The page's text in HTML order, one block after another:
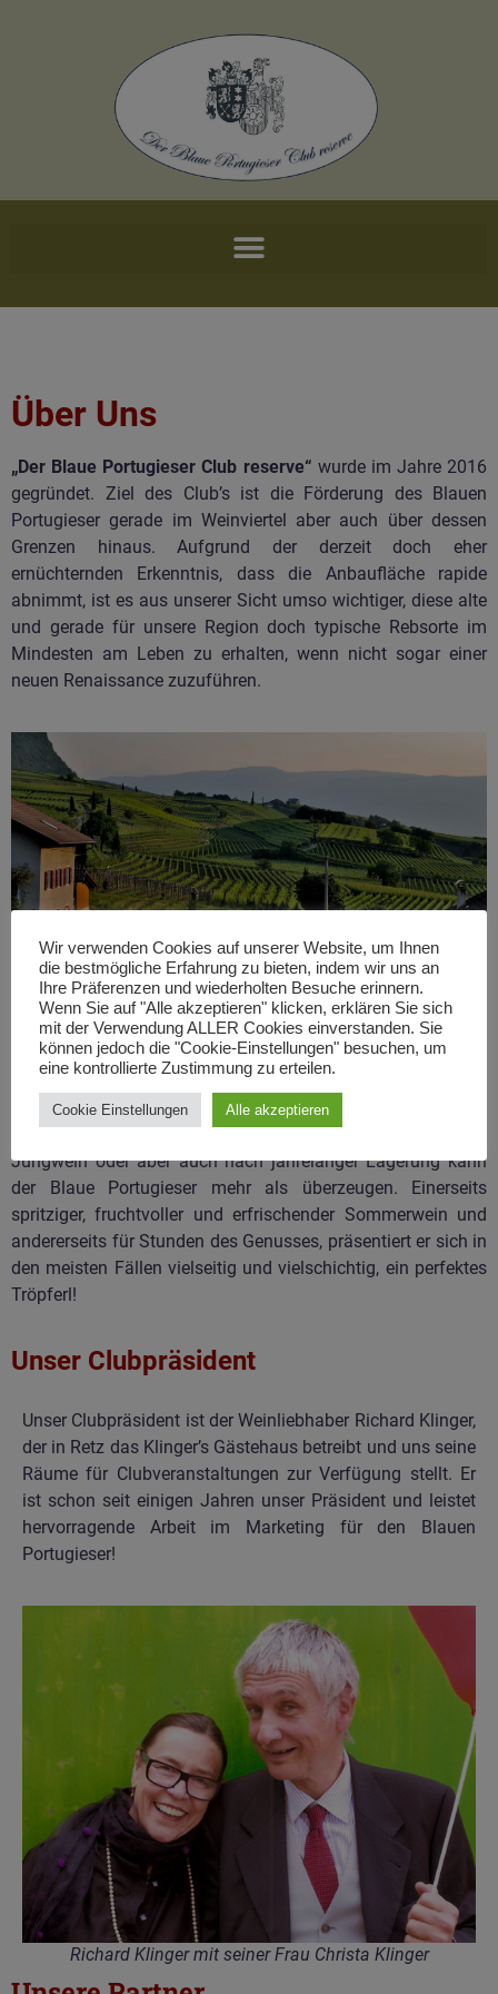
Über Uns
„Der Blaue Portugieser Club reserve“ wurde im Jahre 2016
gegründet. Ziel des Club’s ist die Förderung des Blauen
Portugieser gerade im Weinviertel aber auch über dessen
Grenzen hinaus. Aufgrund der derzeit doch eher
ernüchternden Erkenntnis, dass die Anbaufläche rapide
abnimmt, ist es aus unserer Sicht umso wichtiger, diese alte
und gerade für unsere Region doch typische Rebsorte im
Mindesten am Leben zu erhalten, wenn nicht sogar einer
neuen Renaissance zuzuführen.
Warum?
Da sollte sich jeder einmal selbst ein Bild über die
Jungwein oder aber auch nach jahrelanger Lagerung kann
der Blaue Portugieser mehr als überzeugen. Einerseits
spritziger, fruchtvoller und erfrischender Sommerwein und
andererseits für Stunden des Genusses, präsentiert er sich in
den meisten Fällen vielseitig und vielschichtig, ein perfektes
Tröpferl!
Unser Clubpräsident
Unser Clubpräsident ist der Weinliebhaber Richard Klinger,
der in Retz das Klinger’s Gästehaus betreibt und uns seine
Räume für Clubveranstaltungen zur Verfügung stellt. Er
ist schon seit einigen Jahren unser Präsident und leistet
hervorragende Arbeit im Marketing für den Blauen
Portugieser!
Richard Klinger mit seiner Frau Christa Klinger
Wir verwenden Cookies auf unserer Website, um Ihnen
die bestmögliche Erfahrung zu bieten, indem wir uns an
Ihre Präferenzen und wiederholten Besuche erinnern.
Wenn Sie auf "Alle akzeptieren" klicken, erklären Sie sich
mit der Verwendung ALLER Cookies einverstanden. Sie
können jedoch die "Cookie-Einstellungen" besuchen, um
eine kontrollierte Zustimmung zu erteilen.
Cookie Einstellungen Alle akzeptieren